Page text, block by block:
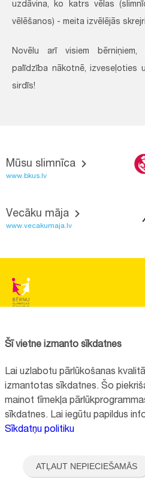
uzdāvina, ko katrs vēlas
vēlēšanos) - meita izvēlējās
Novēlu arī visiem bērniņiem,
palīdzība nākotnē, izveseļoties
sirdīs!
Mūsu slimnīca
www.bkus.lv
Vecāku māja
www.vecakumaja.lv
Reģistrācijas nr.:40008057120
+371 67064475
Visi kontakti
"Aktīvo iedzīvotāju fonds" finansētā
ilgtspējīgas attīstības veicināšana
"
Šī vietne izmanto sīkdatnes
Lai uzlabotu pārlūkošanas
izmantotas sīkdatnes. Šo
mainot tīmekļa
sīkdatnes. Lai iegūtu papildus
Sīkdatņu politiku
ATĻAUT NEPIECIEŠAMĀS